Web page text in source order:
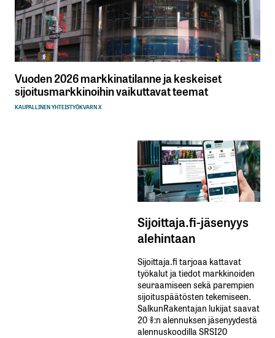
Vuoden 2026 markkinatilanne ja keskeiset
sijoitusmarkkinoihin vaikuttavat teemat
KAUPALLINEN YHTEISTYÖKVARN X
Sijoittaja.fi-jäsenyys
alehintaan
Sijoittaja.fi tarjoaa kattavat
työkalut ja tiedot markkinoiden
seuraamiseen sekä parempien
sijoituspäätösten tekemiseen.
SalkunRakentajan lukijat saavat
20 %:n alennuksen jäsenyydestä
alennuskoodilla SRSI20